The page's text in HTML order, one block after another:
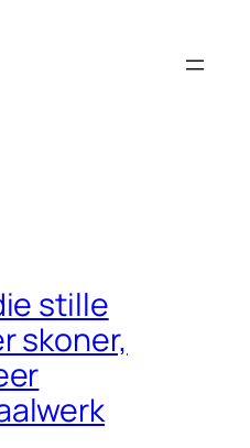
stille
skoner,